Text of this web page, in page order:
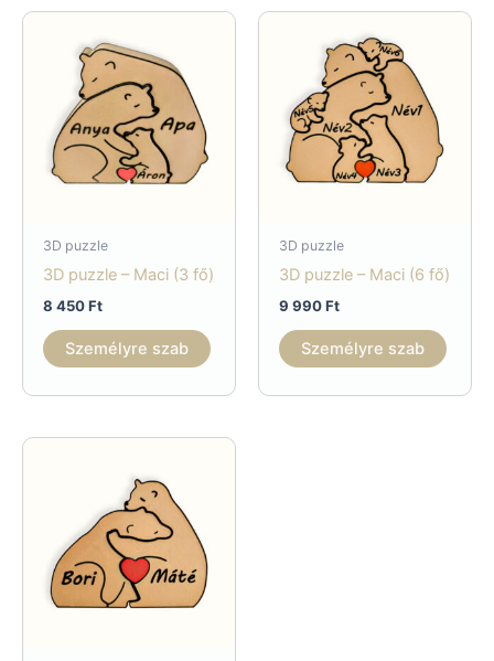
3D puzzle
3D puzzle – Maci (3 fő)
8 450Ft
Személyre szab
3D puzzle
3D puzzle – Maci (6 fő)
9 990Ft
Személyre szab